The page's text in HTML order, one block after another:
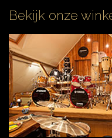
Bekijk onze